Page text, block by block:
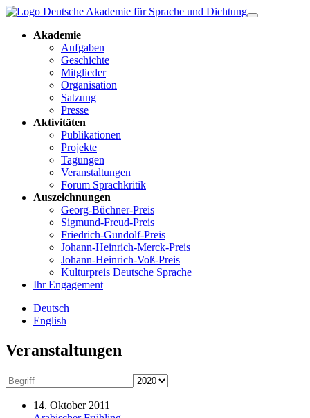
Akademie
Aufgaben
Geschichte
Mitglieder
Organisation
Satzung
Presse
Aktivitäten
Publikationen
Projekte
Tagungen
Veranstaltungen
Forum Sprachkritik
Auszeichnungen
Georg-Büchner-Preis
Sigmund-Freud-Preis
Friedrich-Gundolf-Preis
Johann-Heinrich-Merck-Preis
Johann-Heinrich-Voß-Preis
Kulturpreis Deutsche Sprache
Ihr Engagement
Deutsch
English
Veranstaltungen
14. Oktober 2011